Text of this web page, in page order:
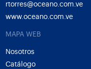
rtorres@oceano.com.ve
www.oceano.com.ve
MAPA WEB
Nosotros
Catálogo